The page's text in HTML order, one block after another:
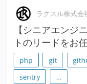
ラクスル株式会
【シニアエンジ
トのリードをお
php git
sentry
…